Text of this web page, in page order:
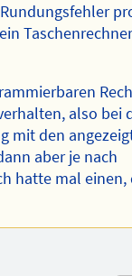
also bei
mit den
aber je nach
hatte mal